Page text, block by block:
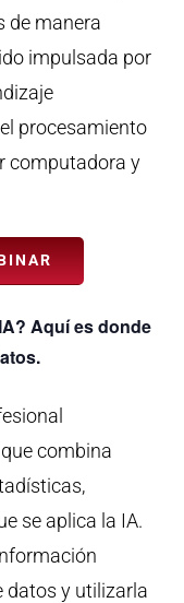
de manera
impulsada por
procesamiento
computadora y
Aquí es donde
.
combina
se aplica la IA.
datos y utilizarla